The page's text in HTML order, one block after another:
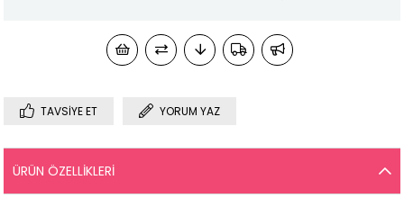
TAVSIYE ET YORUM YAZ
ÜRÜN ÖZELLIKLERI